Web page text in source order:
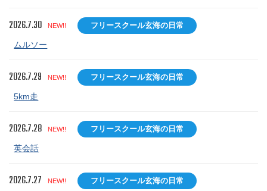
2026.7.30 NEW!! フリースクール玄海の日常
ムルソー
2026.7.29 NEW!! フリースクール玄海の日常
5km走
2026.7.28 NEW!! フリースクール玄海の日常
英会話
2026.7.27 NEW!! フリースクール玄海の日常